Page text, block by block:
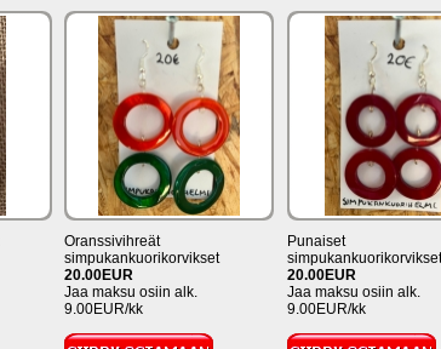
Oranssivihreät
simpukankuorikorvikset
20.00EUR
Jaa maksu osiin alk.
9.00EUR/kk
Punaiset
simpukankuorikorvikset
20.00EUR
Jaa maksu osiin alk.
9.00EUR/kk